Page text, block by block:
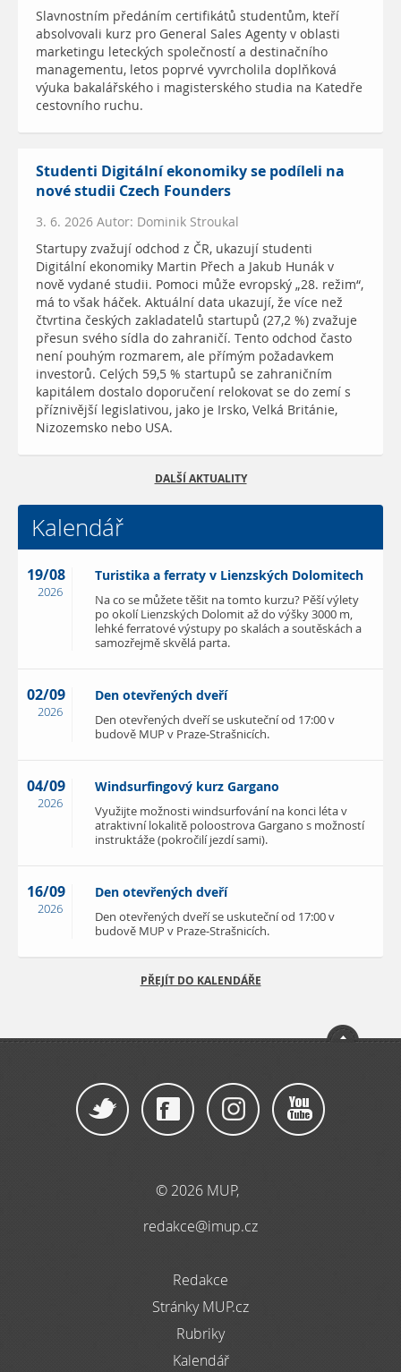
Slavnostním předáním certifikátů studentům, kteří
absolvovali kurz pro General Sales Agenty v oblasti
marketingu leteckých společností a destinačního
managementu, letos poprvé vyvrcholila doplňková
výuka bakalářského i magisterského studia na Katedře
cestovního ruchu.
Studenti Digitální ekonomiky se podíleli na
nové studii Czech Founders
3. 6. 2026 Autor: Dominik Stroukal
Startupy zvažují odchod z ČR, ukazují studenti
Digitální ekonomiky Martin Přech a Jakub Hunák v
nově vydané studii. Pomoci může evropský „28. režim“,
má to však háček. Aktuální data ukazují, že více než
čtvrtina českých zakladatelů startupů (27,2 %) zvažuje
přesun svého sídla do zahraničí. Tento odchod často
není pouhým rozmarem, ale přímým požadavkem
investorů. Celých 59,5 % startupů se zahraničním
kapitálem dostalo doporučení relokovat se do zemí s
příznivější legislativou, jako je Irsko, Velká Británie,
Nizozemsko nebo USA.
DALŠÍ AKTUALITY
Kalendář
19/08
2026
Turistika a ferraty v Lienzských Dolomitech
Na co se můžete těšit na tomto kurzu? Pěší výlety
po okolí Lienzských Dolomit až do výšky 3000 m,
lehké ferratové výstupy po skalách a soutěskách a
samozřejmě skvělá parta.
02/09
2026
Den otevřených dveří
Den otevřených dveří se uskuteční od 17:00 v
budově MUP v Praze-Strašnicích.
04/09
2026
Windsurfingový kurz Gargano
Využijte možnosti windsurfování na konci léta v
atraktivní lokalitě poloostrova Gargano s možností
instruktáže (pokročilí jezdí sami).
16/09
2026
Den otevřených dveří
Den otevřených dveří se uskuteční od 17:00 v
budově MUP v Praze-Strašnicích.
PŘEJÍT DO KALENDÁŘE
© 2026 MUP,
redakce@imup.cz
Redakce
Stránky MUP.cz
Rubriky
Kalendář